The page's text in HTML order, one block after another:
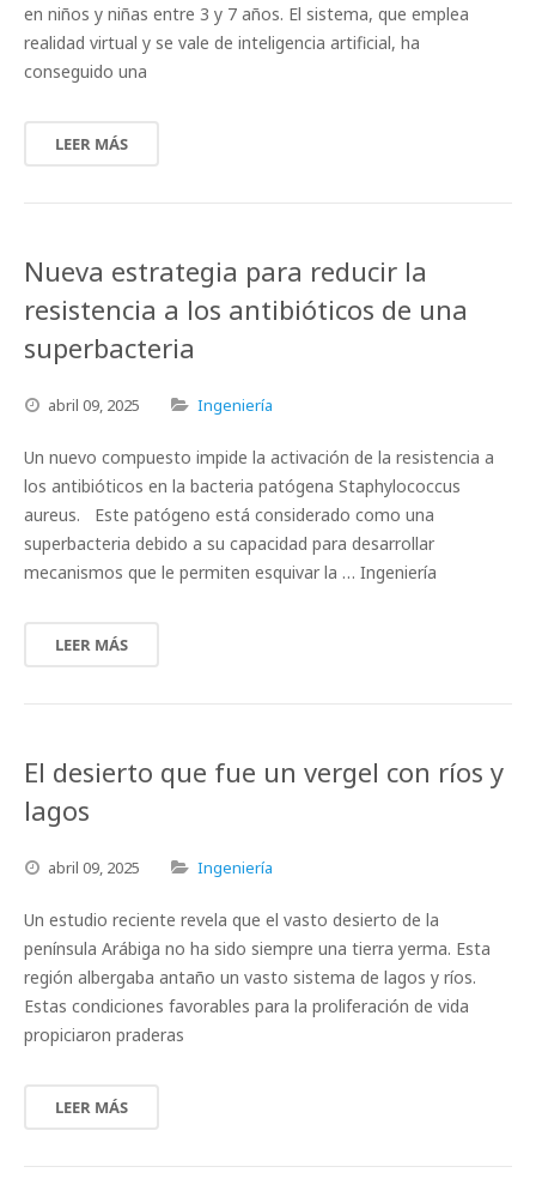
en niños y niñas entre 3 y 7 años. El sistema, que emplea
realidad virtual y se vale de inteligencia artificial, ha
conseguido una
LEER MÁS
Nueva estrategia para reducir la
resistencia a los antibióticos de una
superbacteria
abril 09, 2025 Ingeniería
Un nuevo compuesto impide la activación de la resistencia a
los antibióticos en la bacteria patógena Staphylococcus
aureus. Este patógeno está considerado como una
superbacteria debido a su capacidad para desarrollar
mecanismos que le permiten esquivar la … Ingeniería
LEER MÁS
El desierto que fue un vergel con ríos y
lagos
abril 09, 2025 Ingeniería
Un estudio reciente revela que el vasto desierto de la
península Arábiga no ha sido siempre una tierra yerma. Esta
región albergaba antaño un vasto sistema de lagos y ríos.
Estas condiciones favorables para la proliferación de vida
propiciaron praderas
LEER MÁS